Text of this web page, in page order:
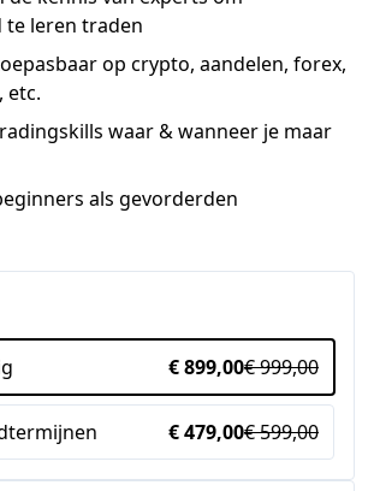
te leren traden
op crypto, aandelen, forex,
etc.
waar & wanneer je maar
als gevorderden
€ 899,00€ 999,00
€ 479,00€ 599,00